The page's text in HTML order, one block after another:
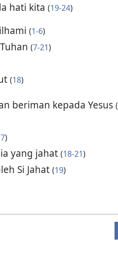
hati kita (19-24)
(1-6)
(7-21)
(18)
beriman kepada Yesus (
)
yang jahat (18-21)
Si Jahat(19)